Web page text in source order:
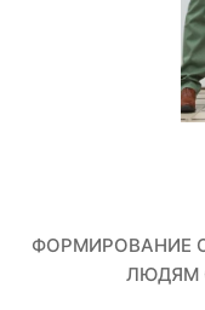
ФОРМИРОВАНИЕ
ЛЮДЯМ